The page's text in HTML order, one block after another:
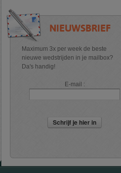
NIEUWSBRIEF
Maximum 3x per week de beste
nieuwe wedstrijden in je mailbox?
Da's handig!
E-mail :
Schrijf je hier in